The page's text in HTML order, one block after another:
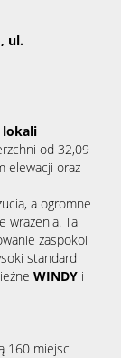
ul.
lokali
od 32,09
elewacji oraz
a ogromne
wrażenia. Ta
zaspokoi
standard
WINDY i
160 miejsc